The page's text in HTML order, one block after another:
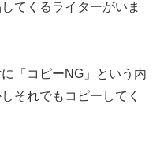
てくるライターがいま
「コピーNG」という内
それでもコピーしてく